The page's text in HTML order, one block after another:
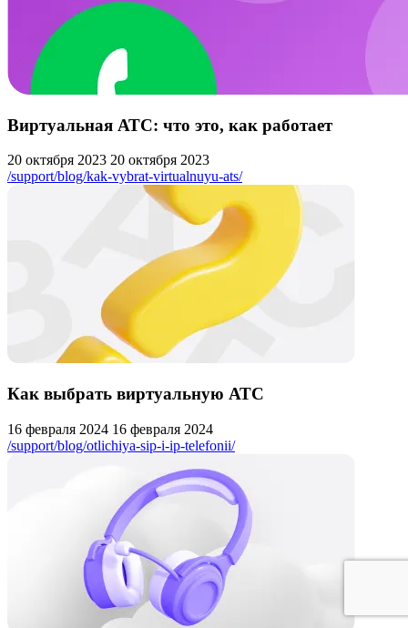
Виртуальная АТС: что это, как работает
20 октября 2023 20 октября 2023
/support/blog/kak-vybrat-virtualnuyu-ats/
Как выбрать виртуальную АТС
16 февраля 2024 16 февраля 2024
/support/blog/otlichiya-sip-i-ip-telefonii/